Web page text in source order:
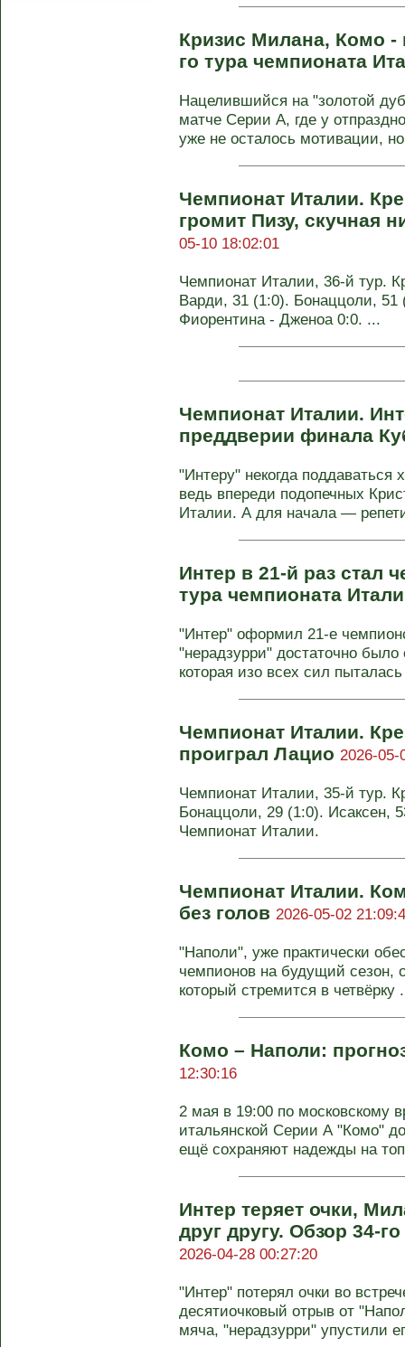
Кризис Милана, Комо -
го тура чемпионата
Нацелившийся на "золотой
матче Серии А, где у
уже не осталось мотивации,
Чемпионат Италии.
громит Пизу, скучная
05-10 18:02:01
Чемпионат Италии, 36-й тур.
Варди, 31 (1:0). Бонаццоли, 51
Фиорентина - Дженоа 0:0. ...
Чемпионат Италии.
преддверии финала
"Интеру" некогда
ведь впереди подопечных
Италии. А для начала —
Интер в 21-й раз стал
тура чемпионата
"Интер" оформил 21-е
"нерадзурри" достаточно
которая изо всех сил
Чемпионат Италии.
проиграл Лацио 2026-05-
Чемпионат Италии, 35-й тур.
Бонаццоли, 29 (1:0). Исаксен,
Чемпионат Италии.
Чемпионат Италии.
без голов 2026-05-02
"Наполи", уже практически
чемпионов на будущий сезон,
который стремится в четвёрку
Комо – Наполи:
12:30:16
2 мая в 19:00 по московскому
итальянской Серии А "Комо"
ещё сохраняют надежды на
Интер теряет очки,
друг другу. Обзор 34-
2026-04-28 00:27:20
"Интер" потерял очки во
десятиочковый отрыв от
мяча, "нерадзурри" упустили